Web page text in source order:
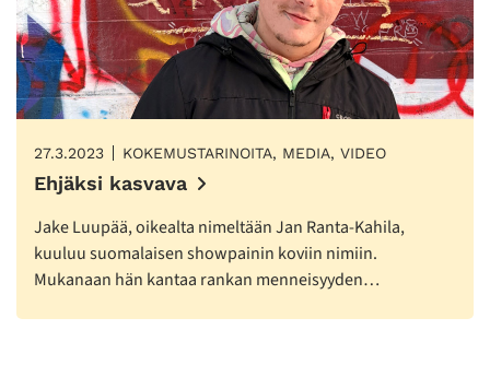
27.3.2023 KOKEMUSTARINOITA, MEDIA, VIDEO
Ehjäksi kasvava
Jake Luupää, oikealta nimeltään Jan Ranta-Kahila,
kuuluu suomalaisen showpainin koviin nimiin.
Mukanaan hän kantaa rankan menneisyyden…